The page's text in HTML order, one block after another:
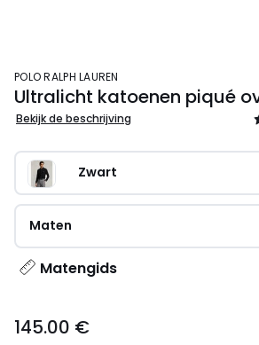
POLO RALPH LAUREN
Ultralicht katoenen piqué
Bekijk de beschrijving
Zwart
Maten
Matengids
145.00 €